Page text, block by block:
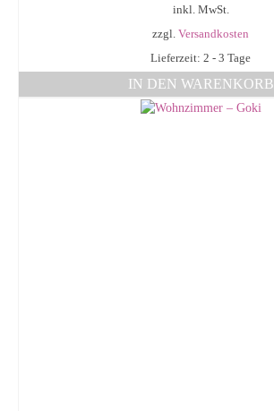
inkl. MwSt.
zzgl. Versandkosten
Lieferzeit: 2 - 3 Tage
IN DEN WARENKORB